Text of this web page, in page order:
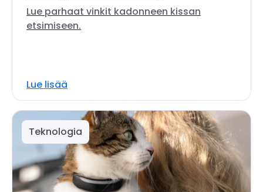
Lue parhaat vinkit kadonneen kissan
etsimiseen.
Lue lisää
Teknologia